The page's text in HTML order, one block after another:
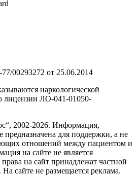
00293272 от 25.06.2014
наркологической
лицензии ЛО-041-01050-
2002-2026. Информация,
предназначена для поддержки, а не
отношений между пациентом и
на сайте не является
на сайт принадлежат частной
сайте не размещается реклама.